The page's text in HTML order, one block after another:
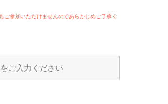
参加いただけませんのであらかじめご了承く